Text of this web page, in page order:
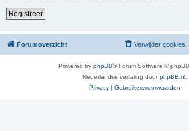
Registreer
Forumoverzicht Verwijder cookies
Powered by phpBB® Forum Software ©
Nederlandse vertaling doorphpBB.nl
Privacy | Gebruikersvoorwaarden